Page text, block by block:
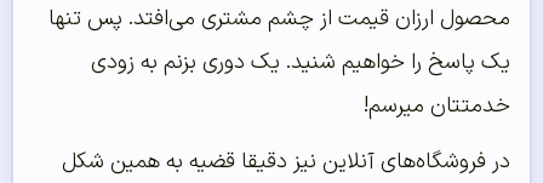
محصول ارزان قیمت از چشم مشتری می‌افتد. پس تنها
یک پاسخ را خواهیم شنید. یک دوری بزنم به زودی
خدمتتان میرسم!
در فروشگاه‌های آنلاین نیز دقیقا قضیه به همین شکل